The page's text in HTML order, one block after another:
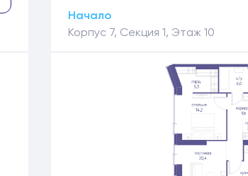
Начало
Корпус 7, Секция 1, Этаж 10